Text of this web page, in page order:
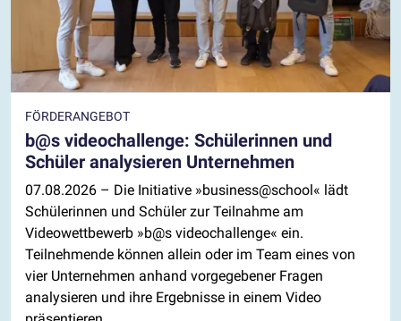
FÖRDERANGEBOT
b@s videochallenge: Schülerinnen und
Schüler analysieren Unternehmen
07.08.2026 – Die Initiative »business@school« lädt
Schülerinnen und Schüler zur Teilnahme am
Videowettbewerb »b@s videochallenge« ein.
Teilnehmende können allein oder im Team eines von
vier Unternehmen anhand vorgegebener Fragen
analysieren und ihre Ergebnisse in einem Video